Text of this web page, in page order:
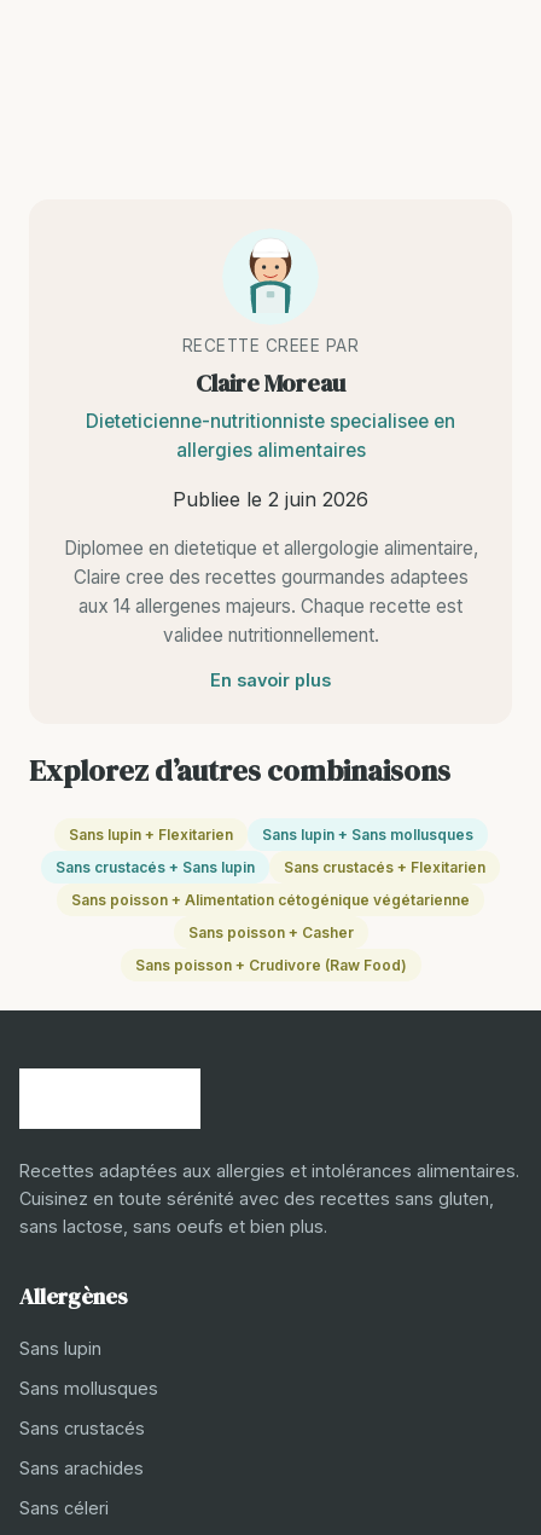
RECETTE CREEE PAR
Claire Moreau
Dieteticienne-nutritionniste specialisee en
allergies alimentaires
Publiee le 2 juin 2026
Diplomee en dietetique et allergologie alimentaire,
Claire cree des recettes gourmandes adaptees
aux 14 allergenes majeurs. Chaque recette est
validee nutritionnellement.
En savoir plus
Explorez d’autres combinaisons
Sans lupin + Flexitarien
Sans lupin + Sans mollusques
Sans crustacés + Sans lupin
Sans crustacés + Flexitarien
Sans poisson + Alimentation cétogénique végétarienne
Sans poisson + Casher
Sans poisson + Crudivore (Raw Food)
Recettes adaptées aux allergies et intolérances alimentaires.
Cuisinez en toute sérénité avec des recettes sans gluten,
sans lactose, sans oeufs et bien plus.
Allergènes
Sans lupin
Sans mollusques
Sans crustacés
Sans arachides
Sans céleri